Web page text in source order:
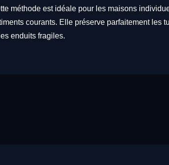
méthode est idéale pour les maisons
courants. Elle préserve parfaitement les
enduits fragiles.